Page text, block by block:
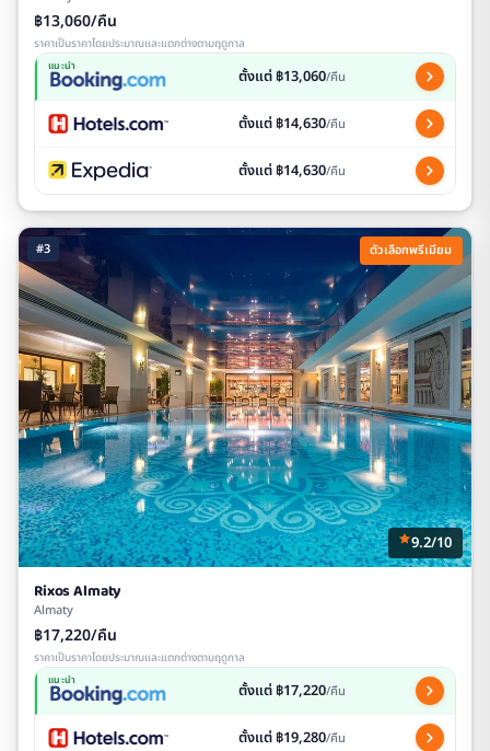
฿13,060/คืน
ราคาเป็นราคาโดยประมาณและแตกต่างตามฤดูกาล
แนะนำ ตั้งแต่ ฿13,060/คืน
ตั้งแต่ ฿14,630/คืน
ตั้งแต่ ฿14,630/คืน
#3 ตัวเลือกพรีเมียม
9.2/10
Rixos Almaty
Almaty
฿17,220/คืน
ราคาเป็นราคาโดยประมาณและแตกต่างตามฤดูกาล
แนะนำ ตั้งแต่ ฿17,220/คืน
ตั้งแต่ ฿19,280/คืน